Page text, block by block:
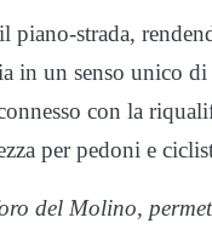
strada,
in un senso unico
con la
per pedoni e
del Molino,